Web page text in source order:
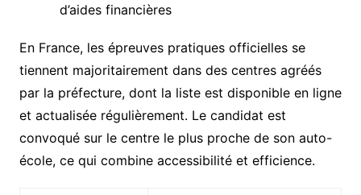
d’aides financières
En France, les épreuves pratiques officielles se
tiennent majoritairement dans des centres agréés
par la préfecture, dont la liste est disponible en ligne
et actualisée régulièrement. Le candidat est
convoqué sur le centre le plus proche de son auto-
école, ce qui combine accessibilité et efficience.